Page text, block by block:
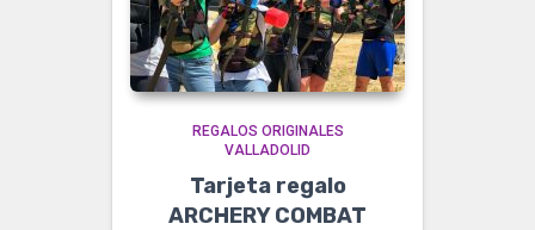
REGALOS ORIGINALES
VALLADOLID
Tarjeta regalo
ARCHERY COMBAT